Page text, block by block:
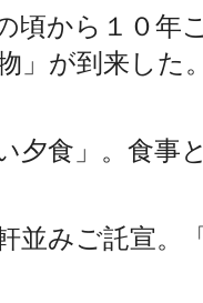
頃から１０年
」が到来した
夕食」。食
並みご託宣。